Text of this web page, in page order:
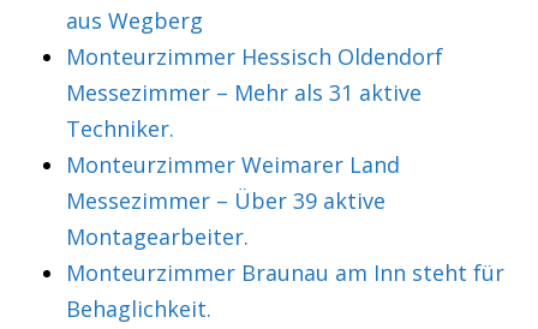
aus Wegberg
Monteurzimmer Hessisch Oldendorf
Messezimmer – Mehr als 31 aktive
Techniker.
Monteurzimmer Weimarer Land
Messezimmer – Über 39 aktive
Montagearbeiter.
Monteurzimmer Braunau am Inn steht für
Behaglichkeit.